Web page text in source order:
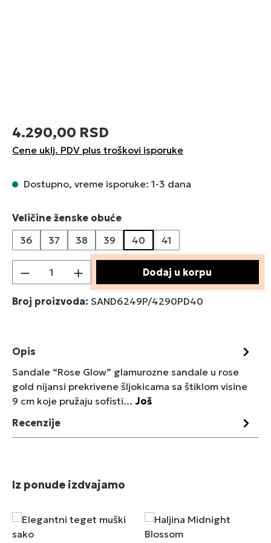
4.290,00 RSD
Cene uklj. PDV plus troškovi isporuke
Dostupno, vreme isporuke: 1-3 dana
Izaberi
Veličine ženske obuće
36
37 38 39 40 41
Količina proizvoda: Unesite željenu
Dodaj u korpu
Broj proizvoda: SAND6249P/4290PD40
Opis
Sandale “Rose Glow” glamurozne sandale u rose
gold nijansi prekrivene šljokicama sa štiklom visine
9 cm koje pružaju sofisti…Još
Recenzije
Preskoči galeriju proizvoda
Iz ponude izdvajamo